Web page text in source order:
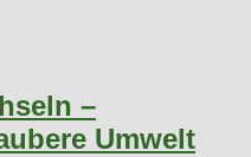
–
Umwelt